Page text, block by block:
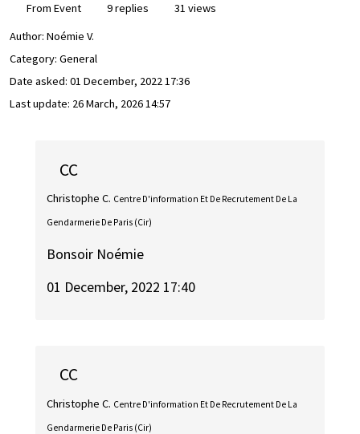
From Event 9 replies
31 views
Author: Noémie V.
Category: General
Date asked: 01 December, 2022 17:36
Last update: 26 March, 2026 14:57
CC
Christophe C. Centre D'information Et De Recrutement De La
Gendarmerie De Paris (Cir)
Bonsoir Noémie
01 December, 2022 17:40
CC
Christophe C. Centre D'information Et De Recrutement De La
Gendarmerie De Paris (Cir)